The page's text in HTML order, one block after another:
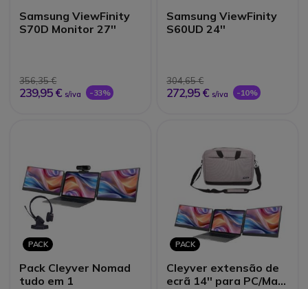
Samsung ViewFinity
S70D Monitor 27''
356,35 €
239,95 € s/iva -33%
Samsung ViewFinity
S60UD 24''
304,65 €
272,95 € s/iva -10%
PACK
Pack Cleyver Nomad
tudo em 1
PACK
Cleyver extensão de
ecrã 14'' para PC/Mac